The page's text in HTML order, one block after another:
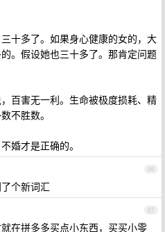
十多了。如果身心健康的女的，大
。假设她也三十多了。那肯定问题
百害无一利。生命被极度损耗、精
不胜数。
婚才是正确的。
86
个新词汇
87
在拼多多买点小东西，买买小零